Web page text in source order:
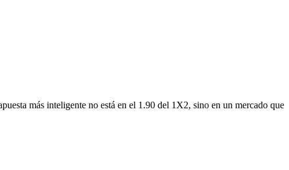
más inteligente no está en el 1.90 del 1X2, sino en un mercado que